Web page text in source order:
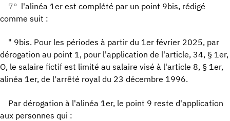
7° l'alinéa 1er est complété par un point 9bis, rédigé
comme suit :
" 9bis. Pour les périodes à partir du 1er février 2025, par
dérogation au point 1, pour l'application de l'article, 34, § 1er,
O, le salaire fictif est limité au salaire visé à l'article 8, § 1er,
alinéa 1er, de l'arrêté royal du 23 décembre 1996.
Par dérogation à l'alinéa 1er, le point 9 reste d'application
aux personnes qui :